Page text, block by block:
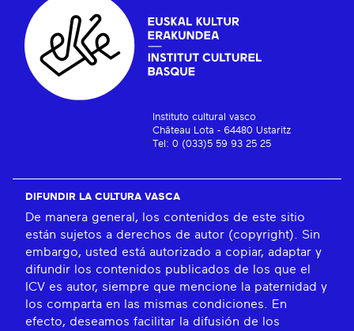
Instituto cultural vasco
Château Lota - 64480 Ustaritz
Tel: 0 (033)5 59 93 25 25
DIFUNDIR LA CULTURA VASCA
De manera general, los contenidos de este sitio
están sujetos a derechos de autor (copyright). Sin
embargo, usted está autorizado a copiar, adaptar y
difundir los contenidos publicados de los que el
ICV es autor, siempre que mencione la paternidad y
los comparta en las mismas condiciones. En
efecto, deseamos facilitar la difusión de los